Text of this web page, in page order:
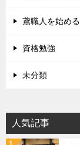
鳶職人を始め
資格勉強
未分類
人気記事